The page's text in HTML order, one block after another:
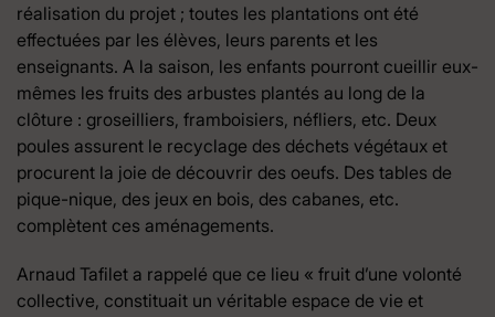
réalisation du projet ; toutes les plantations ont été
effectuées par les élèves, leurs parents et les
enseignants. A la saison, les enfants pourront cueillir eux-
mêmes les fruits des arbustes plantés au long de la
clôture : groseilliers, framboisiers, néfliers, etc. Deux
poules assurent le recyclage des déchets végétaux et
procurent la joie de découvrir des oeufs. Des tables de
pique-nique, des jeux en bois, des cabanes, etc.
complètent ces aménagements.
Arnaud Tafilet a rappelé que ce lieu « fruit d’une volonté
collective, constituait un véritable espace de vie et